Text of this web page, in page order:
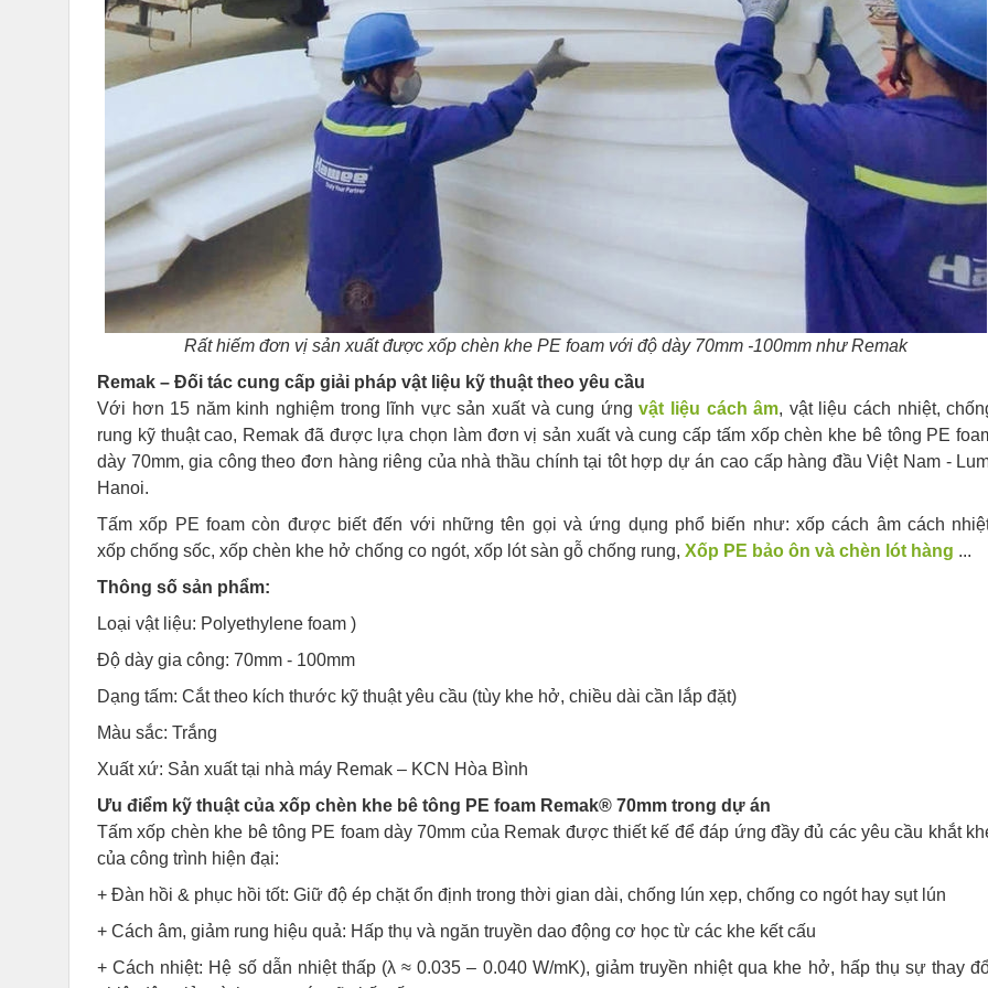
Rất hiếm đơn vị sản xuất được xốp chèn khe PE foam với độ dày 70mm -100mm như Remak
Remak – Đối tác cung cấp giải pháp vật liệu kỹ thuật theo yêu cầu
Với hơn 15 năm kinh nghiệm trong lĩnh vực sản xuất và cung ứngvật liệu cách âm, vật liệu cách nhiệt,
rung kỹ thuật cao, Remak đã được lựa chọn làm đơn vị sản xuất và cung cấp tấm xốp chèn khe bê tông PE
dày 70mm, gia công theo đơn hàng riêng của nhà thầu chính tại tôt hợp dự án cao cấp hàng đầu Việt Nam -
Hanoi.
Tấm xốp PE foam còn được biết đến với những tên gọi và ứng dụng phổ biến như: xốp cách âm cách
xốp chống sốc, xốp chèn khe hở chống co ngót, xốp lót sàn gỗ chống rung, Xốp PE bảo ôn và chèn lót hàng ...
Thông số sản phẩm:
Loại vật liệu: Polyethylene foam )
Độ dày gia công: 70mm - 100mm
Dạng tấm: Cắt theo kích thước kỹ thuật yêu cầu (tùy khe hở, chiều dài cần lắp đặt)
Màu sắc: Trắng
Xuất xứ: Sản xuất tại nhà máy Remak – KCN Hòa Bình
Ưu điểm kỹ thuật của xốp chèn khe bê tông PE foam Remak® 70mm trong dự án
Tấm xốp chèn khe bê tông PE foam dày 70mm của Remak được thiết kế để đáp ứng đầy đủ các yêu cầu khắt
của công trình hiện đại:
+ Đàn hồi & phục hồi tốt: Giữ độ ép chặt ổn định trong thời gian dài, chống lún xẹp, chống co ngót hay sụt lún
+ Cách âm, giảm rung hiệu quả: Hấp thụ và ngăn truyền dao động cơ học từ các khe kết cấu
+ Cách nhiệt: Hệ số dẫn nhiệt thấp (λ ≈ 0.035 – 0.040 W/mK), giảm truyền nhiệt qua khe hở, hấp thụ sự thay